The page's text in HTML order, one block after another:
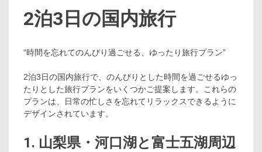
2泊3日の国内旅行
“時間を忘れてのんびり過ごせる、ゆったり旅行プラン”
2泊3日の国内旅行で、のんびりとした時間を過ごせるゆっ
たりとした旅行プランをいくつかご提案します。これらの
プランは、日常の忙しさを忘れてリラックスできるように
デザインされています。
1. 山梨県・河口湖と富士五湖周辺